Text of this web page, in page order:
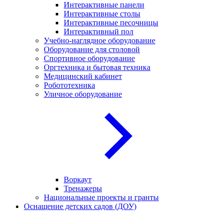
Интерактивные панели
Интерактивные столы
Интерактивные песочницы
Интерактивный пол
Учебно-наглядное оборудование
Оборудование для столовой
Спортивное оборудование
Оргтехника и бытовая техника
Медицинский кабинет
Робототехника
Уличное оборудование
Воркаут
Тренажеры
Национальные проекты и гранты
Оснащение детских садов (ДОУ)